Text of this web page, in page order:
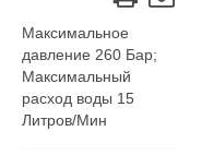
Максимальное
давление 260 Бар;
Максимальный
расход воды 15
Литров/Мин